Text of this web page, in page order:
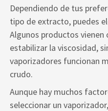
Dependiendo de tus
tipo de extracto, puedes
Algunos productos vienen
estabilizar la viscosidad,
vaporizadores funcionan
crudo.
Aunque hay muchos
seleccionar un